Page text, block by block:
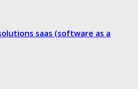
saas (software as a